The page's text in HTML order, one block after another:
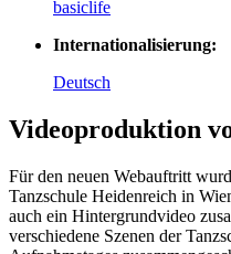
basiclife
Internationalisierung:
Deutsch
Videoproduktion
Für den neuen Webauftritt
Tanzschule Heidenreich in
auch ein Hintergrundvideo
verschiedene Szenen der